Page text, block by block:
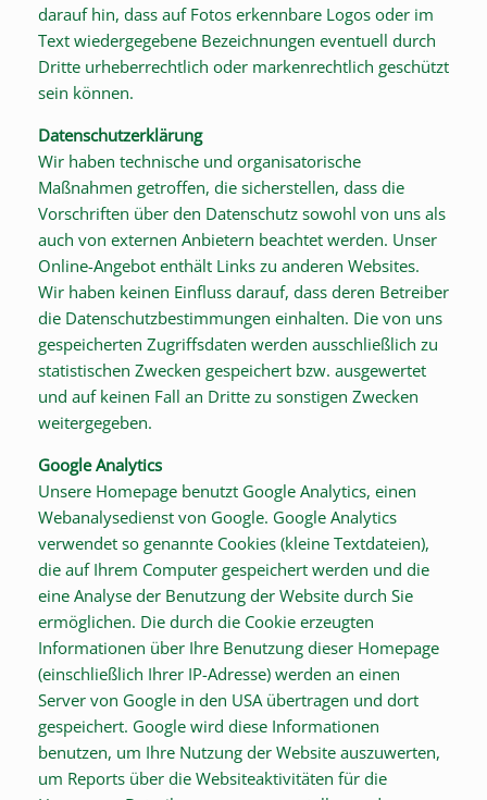
darauf hin, dass auf Fotos erkennbare Logos oder im
Text wiedergegebene Bezeichnungen eventuell durch
Dritte urheberrechtlich oder markenrechtlich geschützt
sein können.
Datenschutzerklärung
Wir haben technische und organisatorische
Maßnahmen getroffen, die sicherstellen, dass die
Vorschriften über den Datenschutz sowohl von uns als
auch von externen Anbietern beachtet werden. Unser
Online-Angebot enthält Links zu anderen Websites.
Wir haben keinen Einfluss darauf, dass deren Betreiber
die Datenschutzbestimmungen einhalten. Die von uns
gespeicherten Zugriffsdaten werden ausschließlich zu
statistischen Zwecken gespeichert bzw. ausgewertet
und auf keinen Fall an Dritte zu sonstigen Zwecken
weitergegeben.
Google Analytics
Unsere Homepage benutzt Google Analytics, einen
Webanalysedienst von Google. Google Analytics
verwendet so genannte Cookies (kleine Textdateien),
die auf Ihrem Computer gespeichert werden und die
eine Analyse der Benutzung der Website durch Sie
ermöglichen. Die durch die Cookie erzeugten
Informationen über Ihre Benutzung dieser Homepage
(einschließlich Ihrer IP-Adresse) werden an einen
Server von Google in den USA übertragen und dort
gespeichert. Google wird diese Informationen
benutzen, um Ihre Nutzung der Website auszuwerten,
um Reports über die Websiteaktivitäten für die